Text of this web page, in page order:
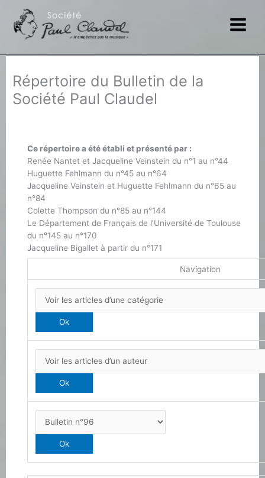
contenu
Répertoire du Bulletin de la
Société Paul Claudel
Ce répertoire a été établi et présenté par :
Renée Nantet et Jacqueline Veinstein du n°1 au n°44
Huguette Fehlmann du n°45 au n°64
Jacqueline Veinstein et Huguette Fehlmann du n°65 au
n°84
Colette Thompson du n°85 au n°144
Le Département de Français de l’Université de Toulouse
du n°145 au n°170
Jacqueline Bigallet à partir du n°171
Navigation